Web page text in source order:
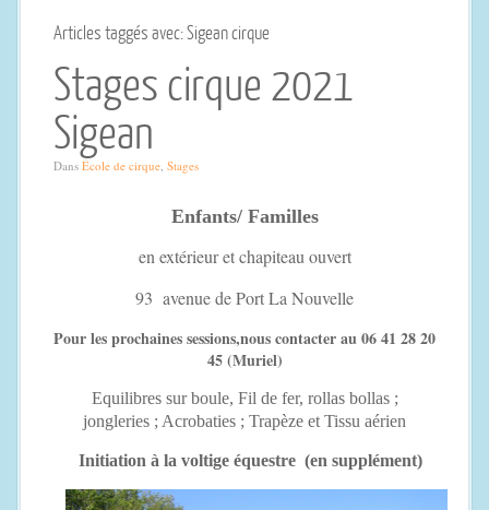
Articles taggés avec: Sigean cirque
Stages cirque 2021
Sigean
Dans École de cirque Stages
Enfants/ Familles
en extérieur et chapiteau ouvert
93 avenue de Port La Nouvelle
Pour les prochaines sessions,nous contacter au 06 41 28 20
45 (Muriel)
Equilibres sur boule, Fil de fer, rollas bollas ;
jongleries ; Acrobaties ; Trapèze et Tissu aérien
Initiation à la voltige équestre(en supplément)